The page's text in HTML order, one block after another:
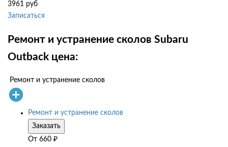
3961 руб
Записаться
Ремонт и устранение сколов Subaru
Outback цена:
Ремонт и устранение сколов
Ремонт и устранение сколов
Заказать
От 660 ₽